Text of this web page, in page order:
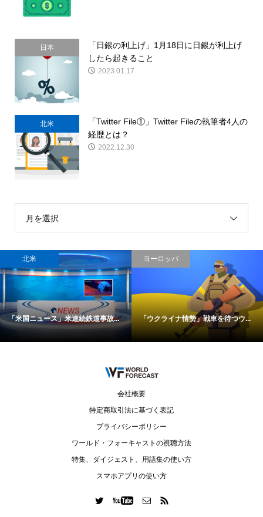
日本
「日銀の利上げ」1月18日に日銀が利上げ
したら起きること
2023.01.17
北米
「Twitter File①」Twitter Fileの執筆者4人の
経歴とは？
2022.12.30
月を選択
北米
「米国ニュース」米連続鉄道事故...
ヨーロッパ
「ウクライナ情勢」戦車を待つウ...
会社概要
特定商取引法に基づく表記
プライバシーポリシー
ワールド・フォーキャストの視聴方法
特集、ダイジェスト、用語集の使い方
スマホアプリの使い方